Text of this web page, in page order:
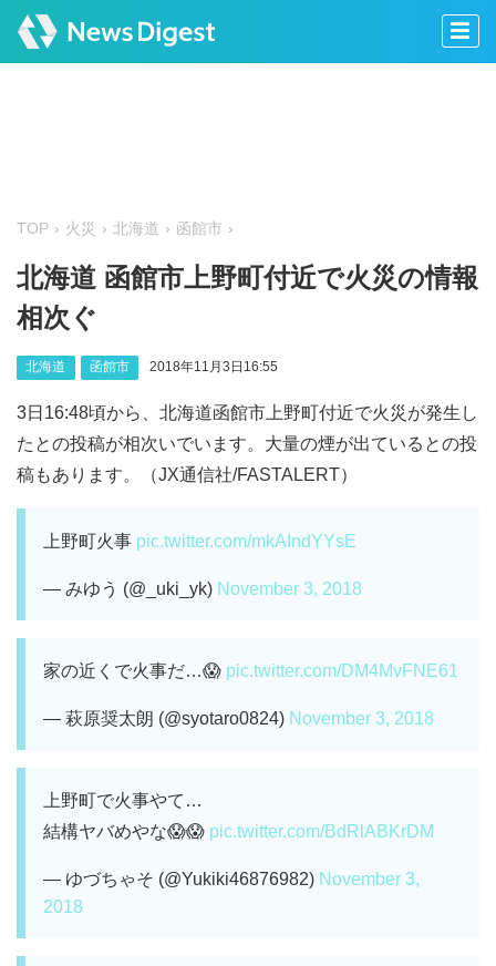
TOP 火災 北海道 函館市
北海道 函館市上野町付近で火災の情報
相次ぐ
北海道 函館市 2018年11月3日16:55
3日16:48頃から、北海道函館市上野町付近で火災が発生し
たとの投稿が相次いでいます。大量の煙が出ているとの投
稿もあります。（JX通信社/FASTALERT）
上野町火事 pic.twitter.com/mkAIndYYsE
— みゆう (@_uki_yk) November 3, 2018
家の近くで火事だ…😱 pic.twitter.com/DM4MvFNE61
— 萩原奨太朗 (@syotaro0824) November 3, 2018
上野町で火事やて…
結構ヤバめやな😱😱 pic.twitter.com/BdRlABKrDM
— ゆづちゃそ (@Yukiki46876982) November 3,
2018